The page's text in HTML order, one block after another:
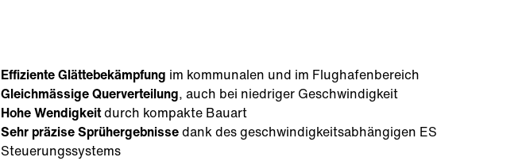
Effiziente Glättebekämpfung im kommunalen und im Flughafenbereich
Gleichmässige Querverteilung, auch bei niedriger Geschwindigkeit
Hohe Wendigkeitdurch kompakte Bauart
Sehr präzise Sprühergebnissedank des geschwindigkeitsabhängigen ES
Steuerungssystems